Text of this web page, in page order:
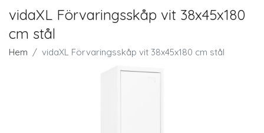
vidaXL Förvaringsskåp vit 38x45x180
cm stål
Hem vidaXL Förvaringsskåp vit 38x45x180 cm stål